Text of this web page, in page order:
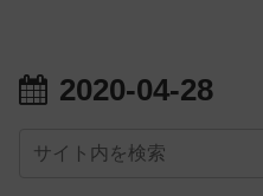
2020-04-28